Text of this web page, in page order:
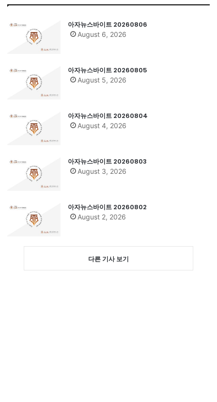
아자뉴스바이트 20260806
August 6, 2026
아자뉴스바이트 20260805
August 5, 2026
아자뉴스바이트 20260804
August 4, 2026
아자뉴스바이트 20260803
August 3, 2026
아자뉴스바이트 20260802
August 2, 2026
다른 기사 보기